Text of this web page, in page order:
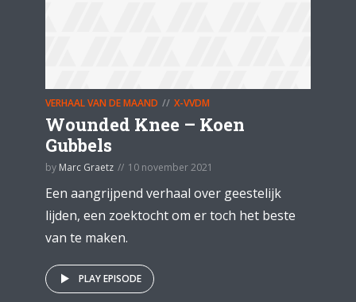
VERHAAL VAN DE MAAND X-VVDM
Wounded Knee – Koen
Gubbels
by Marc Graetz 10 november 2021
Een aangrijpend verhaal over geestelijk
lijden, een zoektocht om er toch het beste
van te maken.
PLAY EPISODE